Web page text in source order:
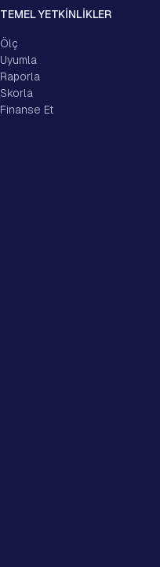
TEMEL YETKİNLİKLER
Ölç
Uyumla
Raporla
Skorla
Finanse Et